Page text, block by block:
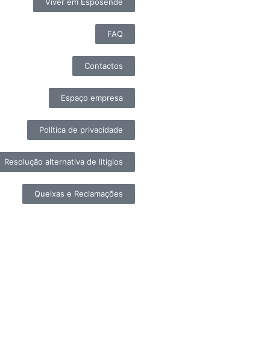
FAQ
Contactos
Espaço empresa
Política de privacidade
Resolução alternativa de litígios
Queixas e Reclamações